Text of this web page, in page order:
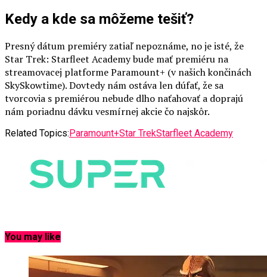
Kedy a kde sa môžeme tešiť?
Presný dátum premiéry zatiaľ nepoznáme, no je isté, že
Star Trek: Starfleet Academy bude mať premiéru na
streamovacej platforme Paramount+ (v našich končinách
SkySkowtime). Dovtedy nám ostáva len dúfať, že sa
tvorcovia s premiérou nebude dlho naťahovať a doprajú
nám poriadnu dávku vesmírnej akcie čo najskôr.
Related Topics: Paramount+Star TrekStarfleet Academy
You may like